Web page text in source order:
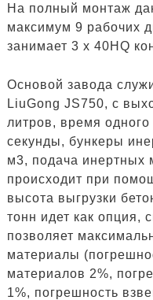
На полный монтаж
максимум 9 рабочих
занимает 3 x 40HQ
Основой завода
LiuGong JS750, с
литров, время одного
секунды, бункеры
м3, подача инертных
происходит при
высота выгрузки
тонн идет как опция,
позволяет
материалы
материалов 2%,
1%, погрешность